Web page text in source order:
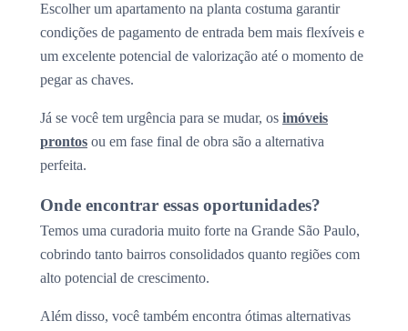
Escolher um apartamento na planta costuma garantir
condições de pagamento de entrada bem mais flexíveis e
um excelente potencial de valorização até o momento de
pegar as chaves.
Já se você tem urgência para se mudar, os imóveis
prontos ou em fase final de obra são a alternativa
perfeita.
Onde encontrar essas oportunidades?
Temos uma curadoria muito forte na Grande São Paulo,
cobrindo tanto bairros consolidados quanto regiões com
alto potencial de crescimento.
Além disso, você também encontra ótimas alternativas